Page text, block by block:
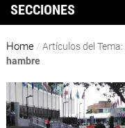
SECCIONES
Home / Artículos del Tema:
hambre